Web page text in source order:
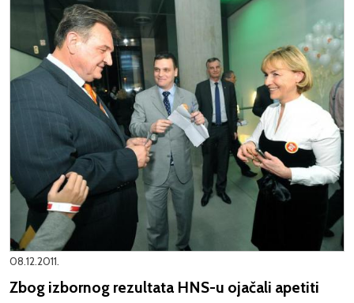
08.12.2011.
Zbog izbornog rezultata HNS-u ojačali apetiti